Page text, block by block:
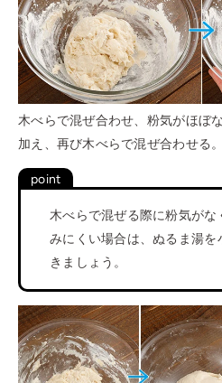
木べらで混ぜ合わせ、粉気がほぼ
加え、再び木べらで混ぜ合わせる。
木べらで混ぜる際に粉気がな
みにくい場合は、ぬるま湯
きましょう。